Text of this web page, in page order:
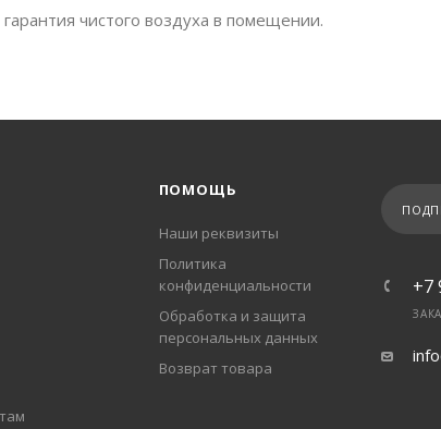
чистого воздуха в помещении.
ПОМОЩЬ
Наши реквизиты
Политика
конфиденциальности
Обработка и защита
персональных данных
Возврат товара
+7